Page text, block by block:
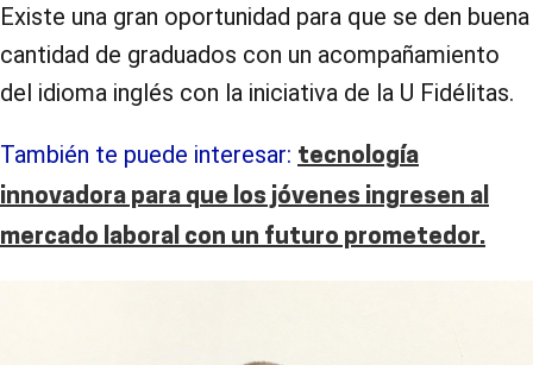
Existe una gran oportunidad para que se den buena
cantidad de graduados con un acompañamiento
del idioma inglés con la iniciativa de la U Fidélitas.
También te puede interesar: tecnología
innovadora para que los jóvenes ingresen al
mercado laboral con un futuro prometedor.